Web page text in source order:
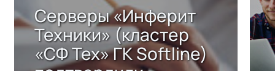
Серверы «Инферит
Техники» (кластер
«СФ Тех» ГК Softline)